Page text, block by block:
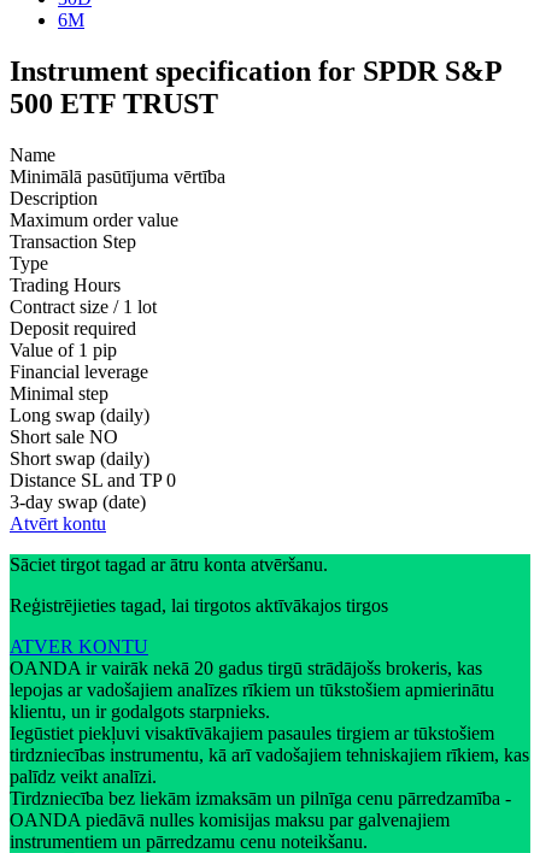
6M
Instrument specification for SPDR S&P
500 ETF TRUST
Name
Minimālā pasūtījuma vērtība
Description
Maximum order value
Transaction Step
Type
Trading Hours
Contract size / 1 lot
Deposit required
Value of 1 pip
Financial leverage
Minimal step
Long swap (daily)
Short sale NO
Short swap (daily)
Distance SL and TP 0
3-day swap (date)
Atvērt kontu
Sāciet tirgot tagad ar ātru konta atvēršanu.
Reģistrējieties tagad, lai tirgotos aktīvākajos tirgos
ATVER KONTU
OANDA ir vairāk nekā 20 gadus tirgū strādājošs brokeris, kas
lepojas ar vadošajiem analīzes rīkiem un tūkstošiem apmierinātu
klientu, un ir godalgots starpnieks.
Iegūstiet piekļuvi visaktīvākajiem pasaules tirgiem ar tūkstošiem
tirdzniecības instrumentu, kā arī vadošajiem tehniskajiem rīkiem, kas
palīdz veikt analīzi.
Tirdzniecība bez liekām izmaksām un pilnīga cenu pārredzamība -
OANDA piedāvā nulles komisijas maksu par galvenajiem
instrumentiem un pārredzamu cenu noteikšanu.